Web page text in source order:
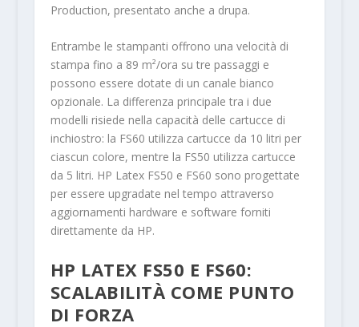
Production, presentato anche a drupa.
Entrambe le stampanti offrono una velocità di
stampa fino a 89 m²/ora su tre passaggi e
possono essere dotate di un canale bianco
opzionale. La differenza principale tra i due
modelli risiede nella capacità delle cartucce di
inchiostro: la FS60 utilizza cartucce da 10 litri per
ciascun colore, mentre la FS50 utilizza cartucce
da 5 litri. HP Latex FS50 e FS60 sono progettate
per essere upgradate nel tempo attraverso
aggiornamenti hardware e software forniti
direttamente da HP.
HP LATEX FS50 E FS60:
SCALABILITÀ COME PUNTO
DI FORZA